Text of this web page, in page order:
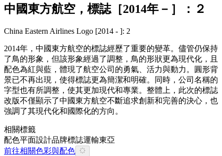
中國東方航空，標誌［2014年－］：２
China Eastern Airlines Logo [2014 - ]: 2
2014年，中國東方航空的標誌經歷了重要的變革。儘管仍保持
了鳥的形象，但該形象經過了調整，鳥的形狀更為現代化，且
配色為紅與藍，體現了航空公司的勇氣、活力與動力。圓形背
景已不再出現，使得標誌更為簡潔和明確。同時，公司名稱的
字型也有所調整，使其更加現代和專業。整體上，此次的標誌
改版不僅顯示了中國東方航空不斷追求創新和完善的決心，也
強調了其現代化和國際化的方向。
相關標籤
配色平面設計品牌標誌運輸東亞
前往相關色彩與配色